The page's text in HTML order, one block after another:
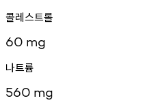
콜레스트롤
60 mg
나트륨
560 mg